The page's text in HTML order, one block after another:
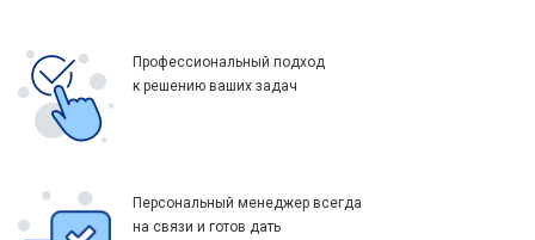
Профессиональный подход
к решению ваших задач
Персональный менеджер всегда
на связи и готов дать